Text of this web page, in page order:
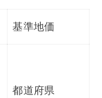
基準地価
都道府県